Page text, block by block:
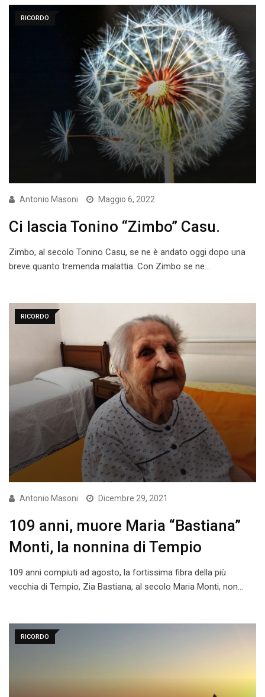
RICORDO
Antonio Masoni Maggio 6, 2022
Ci lascia Tonino “Zimbo” Casu.
Zimbo, al secolo Tonino Casu, se ne è andato oggi dopo una
breve quanto tremenda malattia. Con Zimbo se ne…
RICORDO
Antonio Masoni Dicembre 29, 2021
109 anni, muore Maria “Bastiana”
Monti, la nonnina di Tempio
109 anni compiuti ad agosto, la fortissima fibra della più
vecchia di Tempio, Zia Bastiana, al secolo Maria Monti, non…
RICORDO